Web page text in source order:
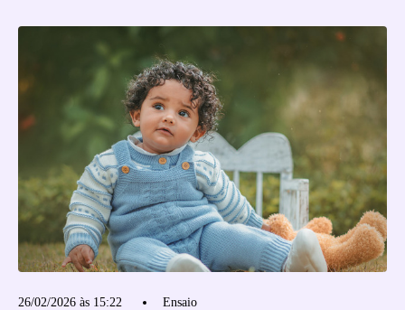
26/02/2026 às 15:22 Ensaio